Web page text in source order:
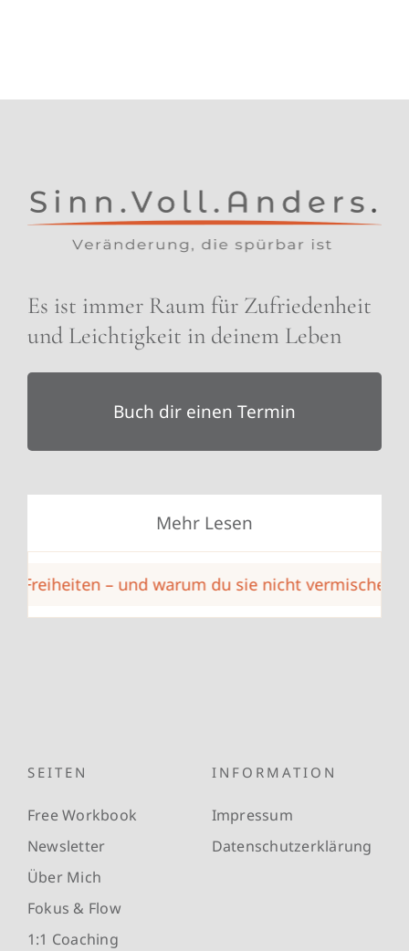
Es ist immer Raum für Zufriedenheit
und Leichtigkeit in deinem Leben
Buch dir einen Termin
Mehr Lesen
– und warum du sie nicht vermischen
SEITEN
Free Workbook
Newsletter
Über Mich
Fokus & Flow
1:1 Coaching
INFORMATION
Impressum
Datenschutzerklärung